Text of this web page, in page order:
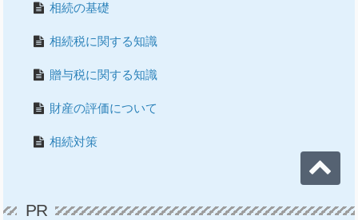
相続の基礎
相続税に関する知識
贈与税に関する知識
財産の評価について
相続対策
PR